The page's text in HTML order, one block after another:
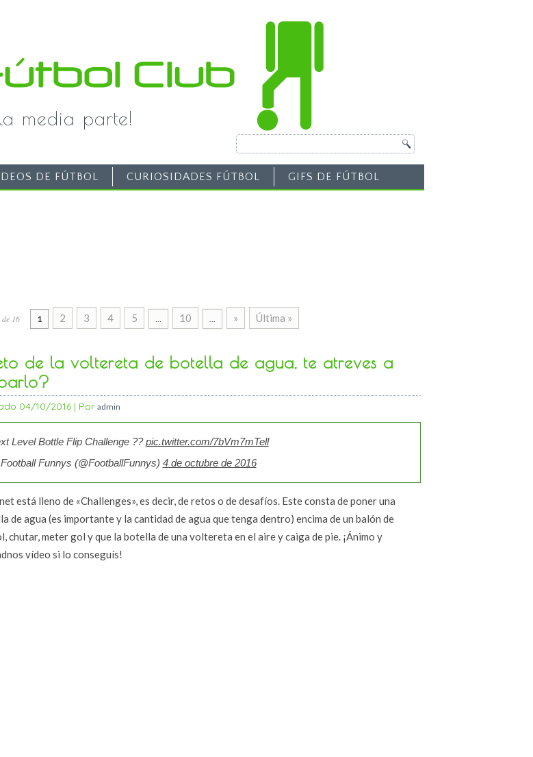
media parte!
DE FÚTBOL CURIOSIDADES FÚTBOL GIFS DE FÚTBOL
16 1 2 3 4 5 ... 10 ... » Última »
de la voltereta de botella de agua, te atreves a
04/10/2016| Por admin
Level Bottle Flip Challenge ??pic.twitter.com/7bVm7mTell
Funnys (@FootballFunnys) 4 de octubre de 2016
está lleno de «Challenges», es decir, de retos o de desafíos. Este consta de poner una
de agua (es importante y la cantidad de agua que tenga dentro) encima de un balón de
chutar, meter gol y que la botella de una voltereta en el aire y caiga de pie. ¡Ánimo y
vídeo si lo conseguís!